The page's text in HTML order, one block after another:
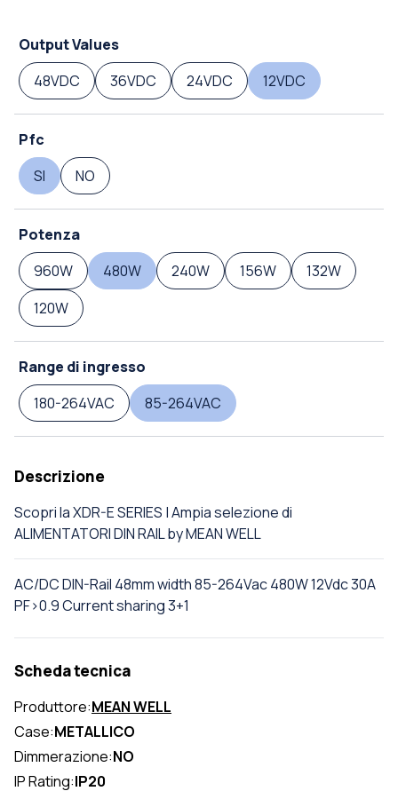
Output Values
48VDC
36VDC 24VDC 12VDC
Pfc
SI
NO
Potenza
960W
480W 240W 156W
132W
120W
Range di ingresso
180-264VAC
85-264VAC
Descrizione
Scopri la XDR-E SERIES | Ampia selezione di
ALIMENTATORI DIN RAIL by MEAN WELL
AC/DC DIN-Rail 48mm width 85-264Vac 480W 12Vdc 30A
PF>0.9 Current sharing 3+1
Scheda tecnica
Produttore:MEAN WELL
Case:METALLICO
Dimmerazione:NO
IP Rating:IP20